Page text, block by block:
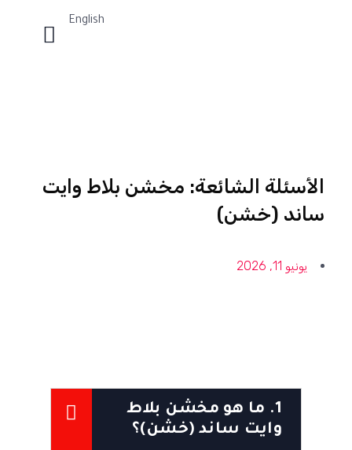
English
الأسئلة الشائعة: مخشن بلاط وايت
ساند (خشن)
يونيو 11, 2026
1. ما هو مخشن بلاط
وايت ساند (خشن)؟